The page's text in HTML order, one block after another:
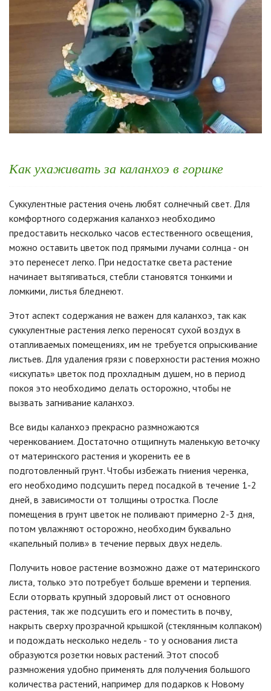
Как ухаживать за каланхоэ в горшке
Суккулентные растения очень любят солнечный свет. Для
комфортного содержания каланхоэ необходимо
предоставить несколько часов естественного освещения,
можно оставить цветок под прямыми лучами солнца - он
это перенесет легко. При недостатке света растение
начинает вытягиваться, стебли становятся тонкими и
ломкими, листья бледнеют.
Этот аспект содержания не важен для каланхоэ, так как
суккулентные растения легко переносят сухой воздух в
отапливаемых помещениях, им не требуется опрыскивание
листьев. Для удаления грязи с поверхности растения можно
«искупать» цветок под прохладным душем, но в период
покоя это необходимо делать осторожно, чтобы не
вызвать загнивание каланхоэ.
Все виды каланхоэ прекрасно размножаются
черенкованием. Достаточно отщипнуть маленькую веточку
от материнского растения и укоренить ее в
подготовленный грунт. Чтобы избежать гниения черенка,
его необходимо подсушить перед посадкой в течение 1-2
дней, в зависимости от толщины отростка. После
помещения в грунт цветок не поливают примерно 2-3 дня,
потом увлажняют осторожно, необходим буквально
«капельный полив» в течение первых двух недель.
Получить новое растение возможно даже от материнского
листа, только это потребует больше времени и терпения.
Если оторвать крупный здоровый лист от основного
растения, так же подсушить его и поместить в почву,
накрыть сверху прозрачной крышкой (стеклянным колпаком)
и подождать несколько недель - то у основания листа
образуются розетки новых растений. Этот способ
размножения удобно применять для получения большого
количества растений, например для подарков к Новому